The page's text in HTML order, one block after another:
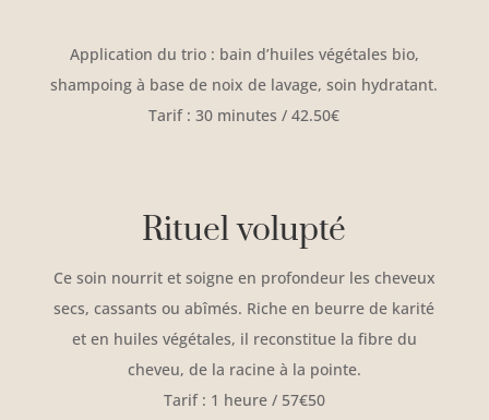
Application du trio : bain d’huiles végétales bio,
shampoing à base de noix de lavage, soin hydratant.
Tarif : 30 minutes / 42.50€
Rituel volupté
Ce soin nourrit et soigne en profondeur les cheveux
secs, cassants ou abîmés. Riche en beurre de karité
et en huiles végétales, il reconstitue la fibre du
cheveu, de la racine à la pointe.
Tarif : 1 heure / 57€50